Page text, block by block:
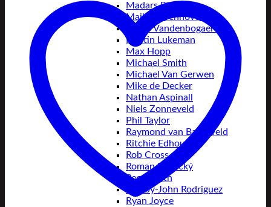
Madars Razma
Maik Kuivenhoven
Mario Vandenbogaerde
Martin Lukeman
Max Hopp
Michael Smith
Michael Van Gerwen
Mike de Decker
Nathan Aspinall
Niels Zonneveld
Phil Taylor
Raymond van Barneveld
Ritchie Edhouse
Rob Cross
Roman Benecký
Ross Smith
Rowby-John Rodriguez
Ryan Joyce